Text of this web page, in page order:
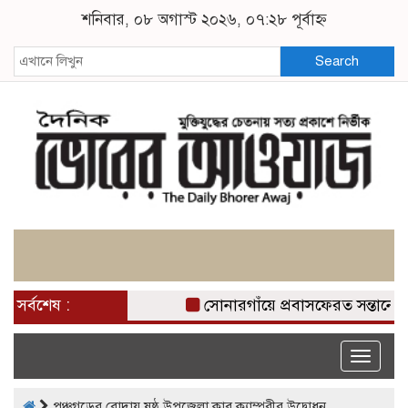
শনিবার, ০৮ অগাস্ট ২০২৬, ০৭:২৮ পূর্বাহ্ন
Search
সর্বশেষ : সোনারগাঁয়ে প্রবাসফেরত সন্তানের
Toggle